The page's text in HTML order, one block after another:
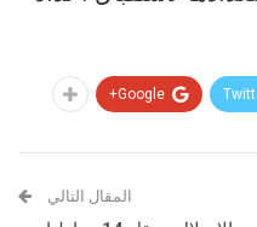
Google+
المقال التالي